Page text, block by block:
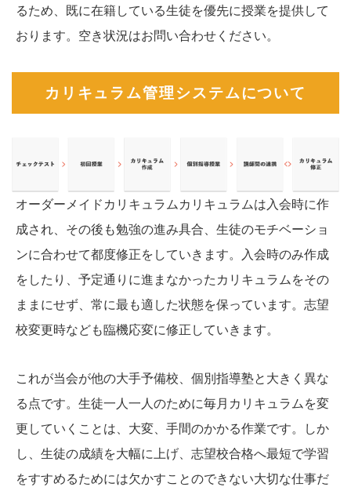
るため、既に在籍している生徒を優先に授業を提供して
おります。空き状況はお問い合わせください。
カリキュラム管理システムについて
オーダーメイドカリキュラムカリキュラムは入会時に作
成され、その後も勉強の進み具合、生徒のモチベーショ
ンに合わせて都度修正をしていきます。入会時のみ作成
をしたり、予定通りに進まなかったカリキュラムをその
ままにせず、常に最も適した状態を保っています。志望
校変更時なども臨機応変に修正していきます。
これが当会が他の大手予備校、個別指導塾と大きく異な
る点です。生徒一人一人のために毎月カリキュラムを変
更していくことは、大変、手間のかかる作業です。しか
し、生徒の成績を大幅に上げ、志望校合格へ最短で学習
をすすめるためには欠かすことのできない大切な仕事だ